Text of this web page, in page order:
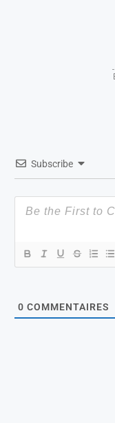
Subscribe
0 COMMENTAIRES